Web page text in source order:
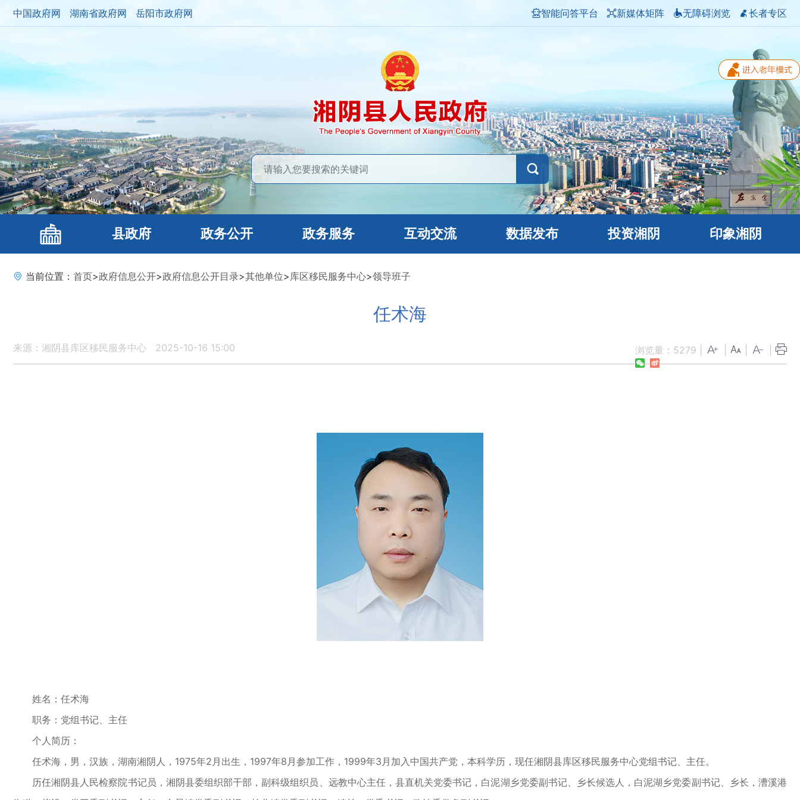
中国政府网 湖南省政府网 岳阳市政府网 智能问答平台 新媒体矩阵 无障碍浏览 长者专区
县政府 政务公开 政务服务 互动交流 数据发布 投资湘阴 印象湘阴
当前位置： 首页>政府信息公开>政府信息公开目录>其他单位> 库区移民服务中心>领导班子
任术海
来源：湘阴县库区移民服务中心 2025-10-16 15:00 浏览量： 5279
姓名：任术海
职务：党组书记、主任
个人简历：
任术海，男，汉族，湖南湘阴人，1975年2月出生，1997年8月参加工作，1999年3月加入中国共产党，本科学历，现任湘阴县库区移民服务中心党组书记、主任。
历任湘阴县人民检察院书记员，湘阴县委组织部干部，副科级组织员、远教中心主任，县直机关党委书记，白泥湖乡党委副书记、乡长候选人，白泥湖乡党委副书记、乡长，漕溪港